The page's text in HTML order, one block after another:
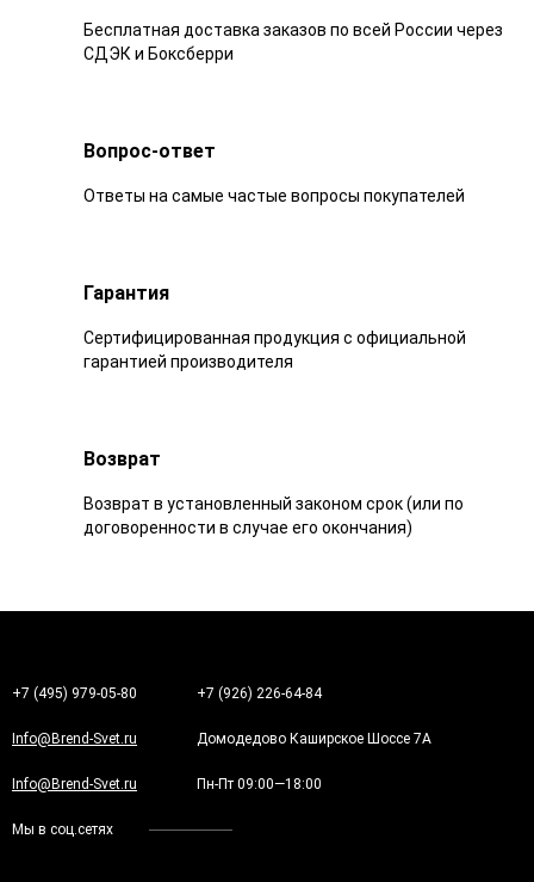
Бесплатная доставка заказов по всей России через
СДЭК и Боксберри
Вопрос-ответ
Ответы на самые частые вопросы покупателей
Гарантия
Сертифицированная продукция с официальной
гарантией производителя
Возврат
Возврат в установленный законом срок (или по
договоренности в случае его окончания)
+7 (495) 979-05-80 +7 (926) 226-64-84
Info@Brend-Svet.ru Домодедово Каширское Шоссе 7А
Info@Brend-Svet.ru Пн-Пт 09:00—18:00
Мы в соц.сетях